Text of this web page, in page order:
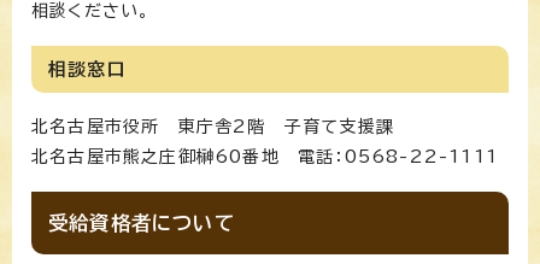
相談ください。
相談窓口
北名古屋市役所 東庁舎2階 子育て支援課
北名古屋市熊之庄御榊60番地 電話：0568-22-1111
受給資格者について